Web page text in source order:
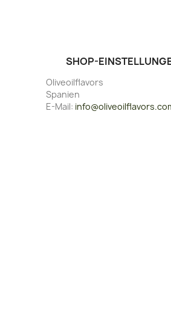
SHOP-
Oliveoilflavors
Spanien
E-Mail: